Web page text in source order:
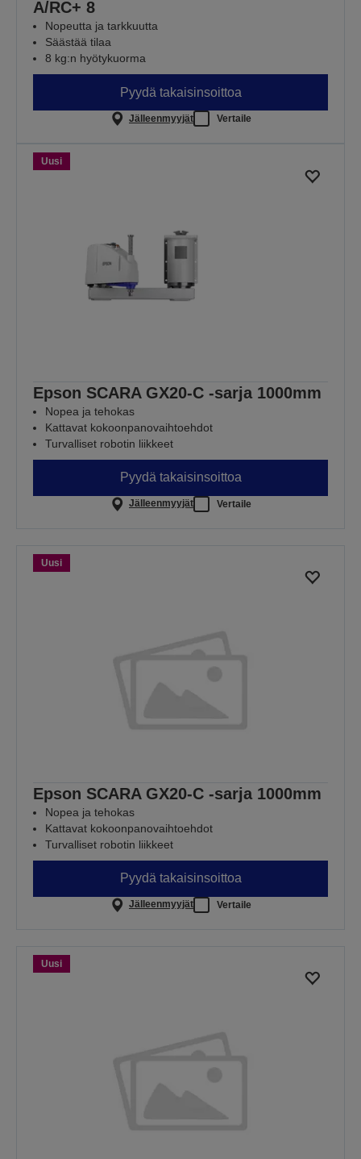
A/RC+ 8
Nopeutta ja tarkkuutta
Säästää tilaa
8 kg:n hyötykuorma
Pyydä takaisinsoittoa
Jälleenmyyjät Vertaile
Uusi
Epson SCARA GX20-C -sarja 1000mm
Nopea ja tehokas
Kattavat kokoonpanovaihtoehdot
Turvalliset robotin liikkeet
Pyydä takaisinsoittoa
Jälleenmyyjät Vertaile
Uusi
Epson SCARA GX20-C -sarja 1000mm
Nopea ja tehokas
Kattavat kokoonpanovaihtoehdot
Turvalliset robotin liikkeet
Pyydä takaisinsoittoa
Jälleenmyyjät Vertaile
Uusi